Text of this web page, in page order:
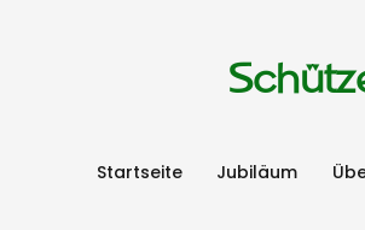
Startseite Jubiläum